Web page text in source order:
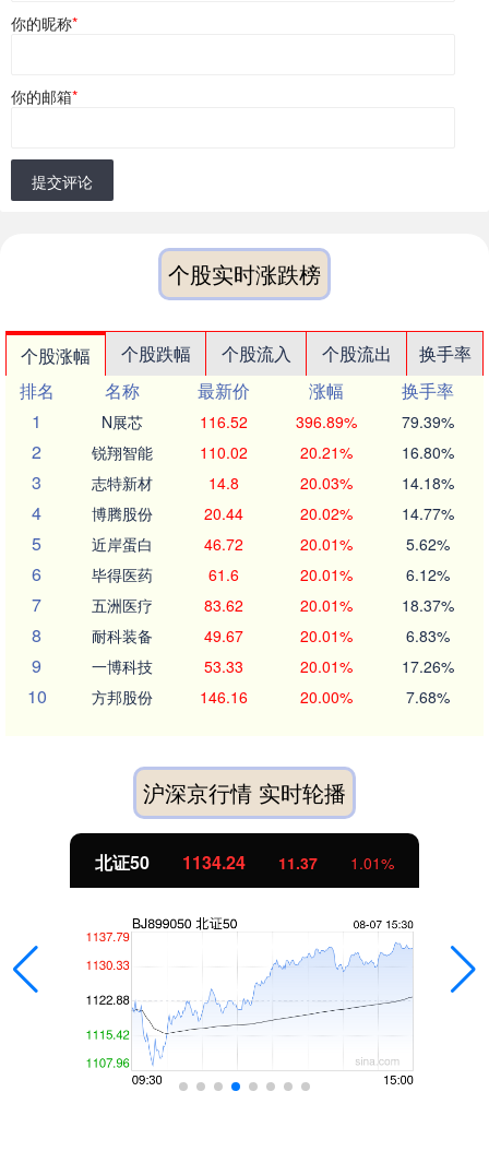
你的昵称*
你的邮箱*
提交评论
个股实时涨跌榜
个股涨幅 个股跌幅 个股流入 个股流出
换手率
排名
名称 最新价 涨幅
换手率
1
N展芯 116.52 396.89% 79.39%
2 锐翔智能 110.02 20.21% 16.80%
3 志特新材 14.8 20.03% 14.18%
4 博腾股份 20.44 20.02% 14.77%
5 近岸蛋白 46.72 20.01% 5.62%
6 毕得医药 61.6 20.01% 6.12%
7 五洲医疗 83.62 20.01% 18.37%
8 耐科装备 49.67 20.01% 6.83%
9 一博科技 53.33 20.01% 17.26%
10 方邦股份 146.16 20.00% 7.68%
沪深京行情 实时轮播
北证50 1134.24 11.37 1.01%